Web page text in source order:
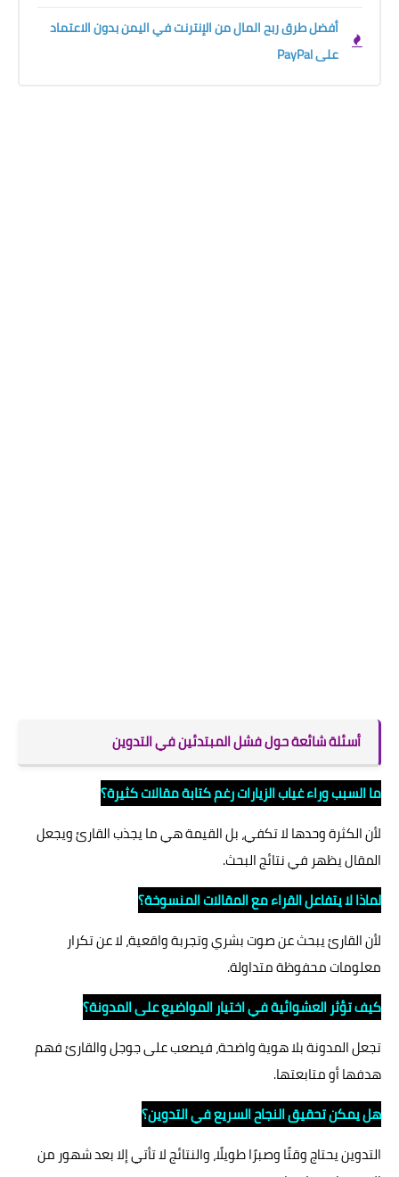
أفضل طرق ربح المال من الإنترنت في اليمن بدون الاعتماد
على PayPal
أسئلة شائعة حول فشل المبتدئين في التدوين
ما السبب وراء غياب الزيارات رغم كتابة مقالات كثيرة؟
لأن الكثرة وحدها لا تكفي، بل القيمة هي ما يجذب القارئ ويجعل
المقال يظهر في نتائج البحث.
لماذا لا يتفاعل القراء مع المقالات المنسوخة؟
لأن القارئ يبحث عن صوت بشري وتجربة واقعية، لا عن تكرار
معلومات محفوظة متداولة.
كيف تؤثر العشوائية في اختيار المواضيع على المدونة؟
تجعل المدونة بلا هوية واضحة، فيصعب على جوجل والقارئ فهم
هدفها أو متابعتها.
هل يمكن تحقيق النجاح السريع في التدوين؟
التدوين يحتاج وقتًا وصبرًا طويلًا، والنتائج لا تأتي إلا بعد شهور من